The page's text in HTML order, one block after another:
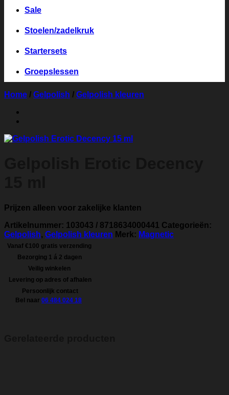
Sale
Stoelen/zadelkruk
Startersets
Groepslessen
Home / Gelpolish / Gelpolish kleuren
Prijzen alleen voor zakelijke klanten
Artikelnummer: 103043 / 8718634000441 Categorieën:
Gelpolish, Gelpolish kleuren Merk: Magnetic
Vanaf €100 gratis verzending
Bezorging 1 á 2 dagen
Veilig winkelen
Levering op adres of afhalen
Persoonlijk contact
Bel naar 06 484 024 18